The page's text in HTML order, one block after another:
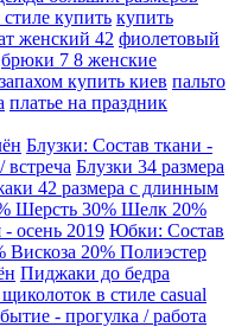
купить купить
женский 42 фиолетовый
брюки 7 8 женские
купить киев пальто
платье на праздник
Блузки: Состав ткани -
Блузки 34 размера
42 размера с длинным
Шерсть 30% Шелк 20%
осень 2019 Юбки: Состав
20% Полиэстер
Пиджаки до бедра
в стиле casual
- прогулка / работа